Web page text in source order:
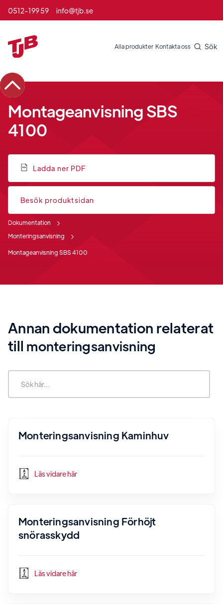
0512-199 59 info@tjb.se
Alla produkter Kontakta oss Sök
Montageanvisning SBS
4100
Ladda ner PDF
Besök produktsidan
Dokumentation
Monteringsanvisning
Montageanvisning SBS 4100
Annan dokumentation relaterat
till monteringsanvisning
Monteringsanvisning Kaminhuv
Läs vidare här
Monteringsanvisning Förhöjt
snörasskydd
Läs vidare här